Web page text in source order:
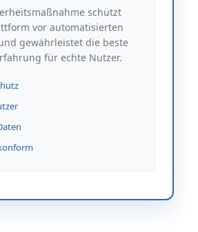
schützt
vor automatisierten
gewährleistet die beste
für echte Nutzer.